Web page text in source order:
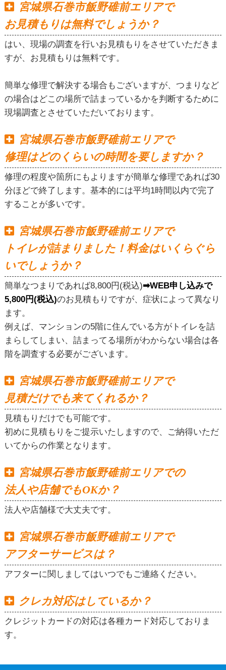
宮城県石巻市飯野碓前エリアで
お見積もりは無料でしょうか？
はい、現場の調査を行いお見積もりをさせていただきま
すが、お見積もりは無料です。
簡単な修理で解決する場合もございますが、つまりなど
の場合はどこの場所で詰まっているかを判断するために
現場調査とさせていただいております。
宮城県石巻市飯野碓前エリアで
修理はどのくらいの時間を要しますか？
修理の程度や箇所にもよりますが簡単な修理であれば30
分ほどで終了します。基本的には平均1時間以内で完了
することが多いです。
宮城県石巻市飯野碓前エリアで
トイレが詰まりました！料金はいくらぐら
いでしょうか？
簡単なつまりであれば8,800円(税込)➡WEB申し込みで
5,800円(税込)のお見積もりですが、症状によって異なり
ます。
例えば、マンションの5階に住んでいる方がトイレを詰
まらしてしまい、詰まってる場所がわからない場合は各
階を調査する必要がございます。
宮城県石巻市飯野碓前エリアで
見積だけでも来てくれるか？
見積もりだけでも可能です。
初めに見積もりをご提示いたしますので、ご納得いただ
いてからの作業となります。
宮城県石巻市飯野碓前エリアでの
法人や店舗でもOKか？
法人や店舗様で大丈夫です。
宮城県石巻市飯野碓前エリアで
アフターサービスは？
アフターに関しましてはいつでもご連絡ください。
クレカ対応はしているか？
クレジットカードの対応は各種カード対応しておりま
す。